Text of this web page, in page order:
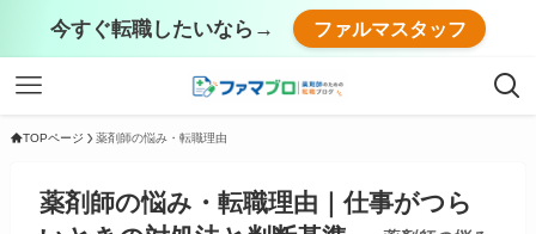
今すぐ転職したいなら→ ファルマスタッフ
TOPページ 薬剤師の悩み・転職理由
薬剤師の悩み・転職理由｜仕事がつら